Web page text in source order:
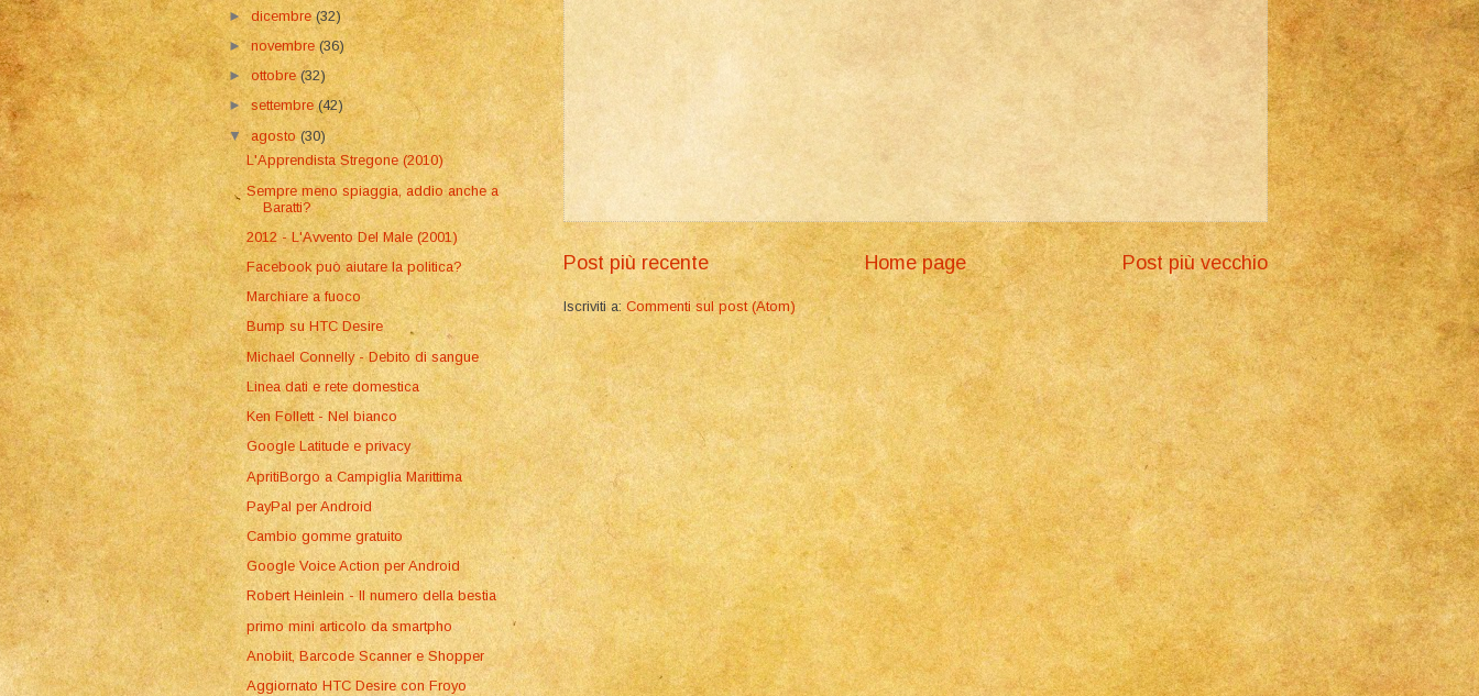
Post più recente Post più vecchio
Home page
Iscriviti a:Commenti sul post (Atom)
►dicembre(32)
►novembre(36)
►ottobre(32)
►settembre(42)
▼agosto(30)
L'Apprendista Stregone (2010)
Sempre meno spiaggia, addio anche a
Baratti?
2012 - L'Avvento Del Male (2001)
Facebook può aiutare la politica?
Marchiare a fuoco
Bump su HTC Desire
Michael Connelly - Debito di sangue
Linea dati e rete domestica
Ken Follett - Nel bianco
Google Latitude e privacy
ApritiBorgo a Campiglia Marittima
PayPal per Android
Cambio gomme gratuito
Google Voice Action per Android
Robert Heinlein - Il numero della bestia
primo mini articolo da smartpho
Anobiit, Barcode Scanner e Shopper
Aggiornato HTC Desire con Froyo